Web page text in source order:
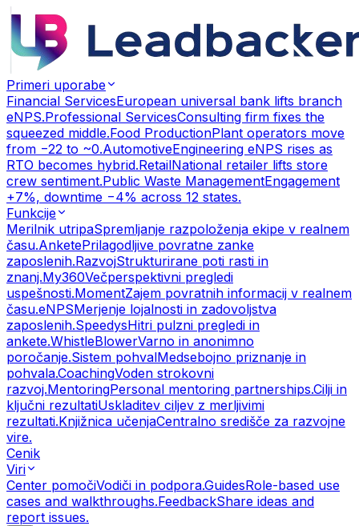
Primeri uporabe
Financial ServicesEuropean universal bank lifts branch
eNPS.Professional ServicesConsulting firm fixes the
squeezed middle.Food ProductionPlant operators move
from −22 to ~0.AutomotiveEngineering eNPS rises as
RTO becomes hybrid.RetailNational retailer lifts store
crew sentiment.Public Waste ManagementEngagement
+7%, downtime −4% across 12 states.
Funkcije
Merilnik utripaSpremljanje razpoloženja ekipe v realnem
času.AnketePrilagodljive povratne zanke
zaposlenih.RazvojStrukturirane poti rasti in
znanj.My360Večperspektivni pregledi
uspešnosti.MomentZajem povratnih informacij v realnem
času.eNPSMerjenje lojalnosti in zadovoljstva
zaposlenih.SpeedysHitri pulzni pregledi in
ankete.WhistleBlowerVarno in anonimno
poročanje.Sistem pohvalMedsebojno priznanje in
pohvala.CoachingVoden strokovni
razvoj.MentoringPersonal mentoring partnerships.Cilji in
ključni rezultatiUskladitev ciljev z merljivimi
rezultati.Knjižnica učenjaCentralno središče za razvojne
vire.
Cenik
Viri
Center pomočiVodiči in podpora.GuidesRole-based use
cases and walkthroughs.FeedbackShare ideas and
report issues.